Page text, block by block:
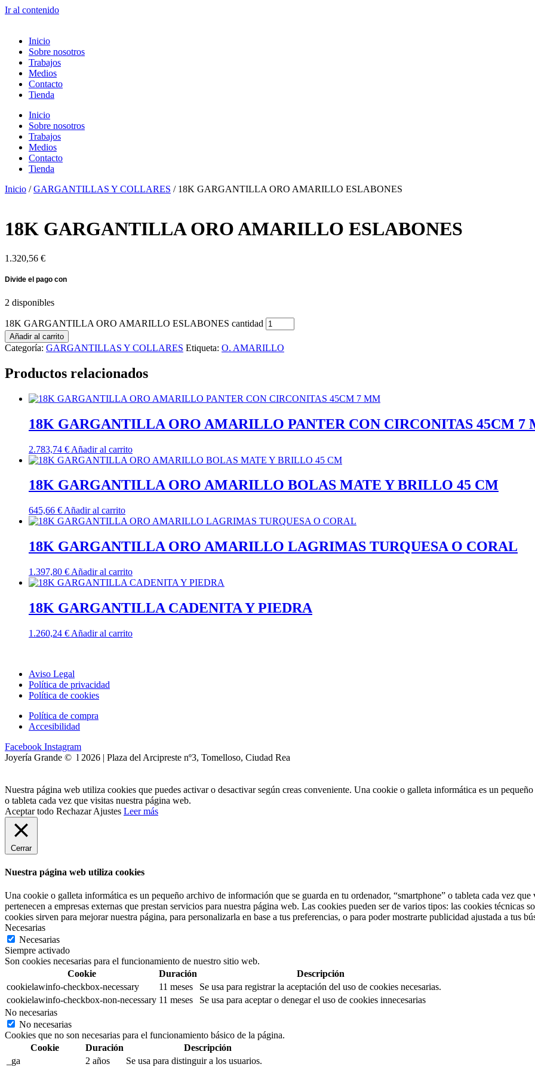
Ir al contenido
Inicio
Sobre nosotros
Trabajos
Medios
Contacto
Tienda
Inicio
Sobre nosotros
Trabajos
Medios
Contacto
Tienda
Inicio /GARGANTILLAS Y COLLARES / 18K GARGANTILLA ORO AMARILLO ESLABONES
18K GARGANTILLA ORO AMARILLO ESLABONES
1.320,56 €
2 disponibles
18K GARGANTILLA ORO AMARILLO ESLABONES cantidad
Añadir al carrito
Categoría: GARGANTILLAS Y COLLARES Etiqueta: O. AMARILLO
Productos relacionados
18K GARGANTILLA ORO AMARILLO PANTER CON CIRCONITAS 45CM 7
2.783,74 € Añadir al carrito
18K GARGANTILLA ORO AMARILLO BOLAS MATE Y BRILLO 45 CM
645,66 € Añadir al carrito
18K GARGANTILLA ORO AMARILLO LAGRIMAS TURQUESA O CORAL
1.397,80 € Añadir al carrito
18K GARGANTILLA CADENITA Y PIEDRA
1.260,24 € Añadir al carrito
Aviso Legal
Política de privacidad
Política de cookies
Política de compra
Accesibilidad
Facebook Instagram
Joyería Grande © l 2026 | Plaza del Arcipreste nº3, Tomelloso, Ciudad Rea
Nuestra página web utiliza cookies que puedes activar o desactivar según creas conveniente. Una cookie o galleta informática es un
o tableta cada vez que visitas nuestra página web.
Aceptar todo Rechazar Ajustes Leer más
Cerrar
Nuestra página web utiliza cookies
Una cookie o galleta informática es un pequeño archivo de información que se guarda en tu ordenador, “smartphone” o tableta cada vez
pertenecen a empresas externas que prestan servicios para nuestra página web. Las cookies pueden ser de varios tipos: las cookies técnicas
cookies sirven para mejorar nuestra página, para personalizarla en base a tus preferencias, o para poder mostrarte publicidad ajustada a tus
Necesarias
Necesarias
Siempre activado
Son cookies necesarias para el funcionamiento de nuestro sitio web.
Cookie
Duración
Descripción
cookielawinfo-checkbox-necessary
11 meses
Se usa para registrar la aceptación del uso de cookies necesarias.
cookielawinfo-checkbox-non-necessary 11 meses
Se usa para aceptar o denegar el uso de cookies innecesarias
No necesarias
No necesarias
Cookies que no son necesarias para el funcionamiento básico de la página.
Cookie
Duración
Descripción
_ga
2 años
Se usa para distinguir a los usuarios.